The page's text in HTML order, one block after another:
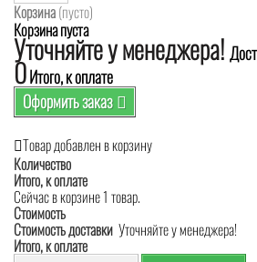
Корзина(пусто)
Корзина пуста
Уточняйте у менеджера!
0Итого, к оплате
Оформить заказ
Товар добавлен в корзину
Количество
Итого, к оплате
Сейчас в корзине 1 товар.
Стоимость
Стоимость доставки Уточняйте у менеджера!
Итого, к оплате